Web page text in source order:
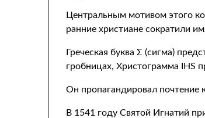
Центральным мотивом этого
ранние христиане сократили
Греческая буква Σ (сигма)
гробницах, Христограмма IHS
Он пропагандировал почтение
В 1541 году Святой Игнатий